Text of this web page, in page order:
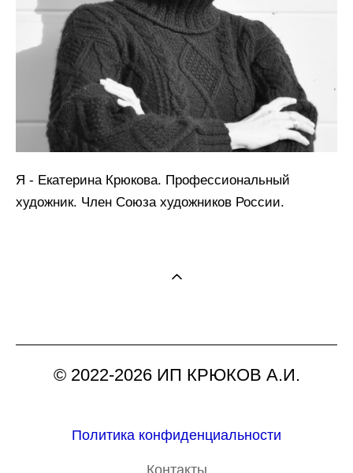
Я - Екатерина Крюкова. Профессиональный
художник. Член Союза художников России.
© 2022-2026 ИП КРЮКОВ А.И.
Политика конфиденциальности
Контакты